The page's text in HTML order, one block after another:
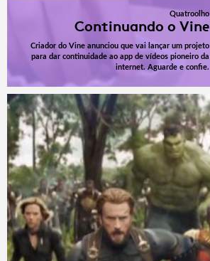
Quatroolho
Continuando o Vine
Criador do Vine anunciou que vai lançar um projeto
para dar continuidade ao app de vídeos pioneiro da
internet. Aguarde e confie.